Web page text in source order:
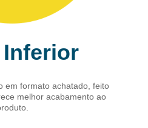
Inferior
em formato achatado, feito
melhor acabamento ao